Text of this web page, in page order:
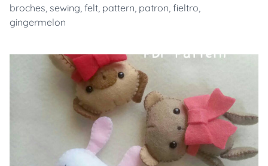
broches, sewing, felt, pattern, patron, fieltro,
gingermelon